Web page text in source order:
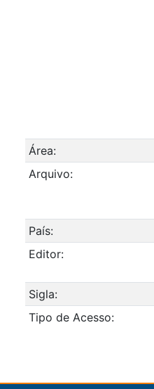
Área:
Arquivo:
País:
Editor:
Sigla:
Tipo de Acesso: